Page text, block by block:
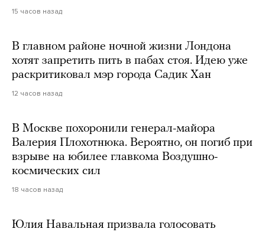
15 часов назад
В главном районе ночной жизни Лондона
хотят запретить пить в пабах стоя. Идею уже
раскритиковал мэр города Садик Хан
12 часов назад
В Москве похоронили генерал-майора
Валерия Плохотнюка. Вероятно, он погиб при
взрыве на юбилее главкома Воздушно-
космических сил
18 часов назад
Юлия Навальная призвала голосовать